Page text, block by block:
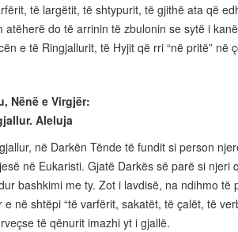
të largëtit, të shtypurit, të gjithë ata që
atëherë do të arrinin të zbulonin se sytë i
e të Ringjallurit, të Hyjit që rri “në pritë” në
Nënë e Virgjër:
Aleluja
në Darkën Tënde të fundit si person
në Eukaristi. Gjatë Darkës së parë si
bashkimi me ty. Zot i lavdisë, na ndihmo
në shtëpi “të varfërit, sakatët, të çalët, të
të qënurit imazhi yt i gjallë.